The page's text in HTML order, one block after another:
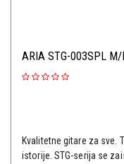
ARIA STG-003SPL
Kvalitetne gitare za sve.
istorije. STG-serija se